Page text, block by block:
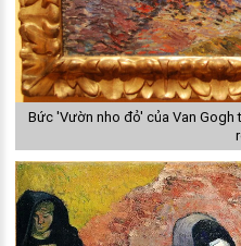
Bức 'Vườn nho đỏ' của Van